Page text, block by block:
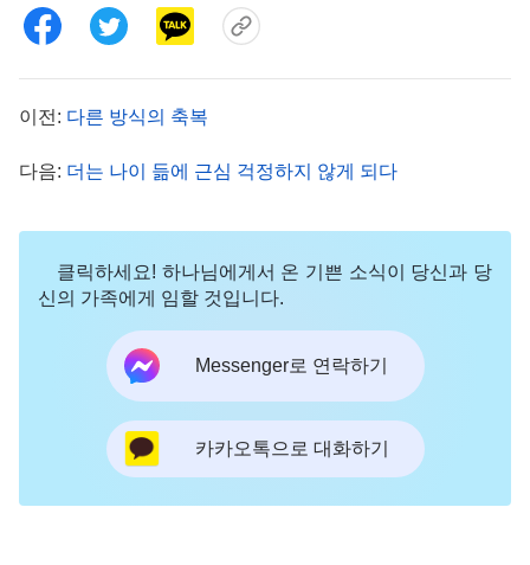
고 말이야. 그런데 왜 병이 또 재발했지?’ 전에 같은
병을 앓다가 세상을 떠난 몇몇 지인들이 떠오르면서
니다. 생각할수록 마음이 가라앉았습니다. 묵상 시간
에 하나님 말씀도 눈에 들어오지 않고, 기도도 하고
음 창고에 빠진 것처럼 차갑게 식었습니다. 그저 많
이 쉬고 몸을 많이 돌보고 싶었고, 육적으로 덜 고생
앓다가 죽었다는 소식을 듣고 저는 더욱 겁이 났습니
다. ‘나도 언제 그 사람처럼 갈지 몰라. 만약 지금 죽
는다면 몇 년간 본분을 이행하며 고생하고 대가를 치
른 일이 모두 헛수고가 되는 거잖아? 구원받을 수 없
는 것은 물론이고 힘쓰며 살아남을 기회도 사라지겠
이전: 다른 방식의 축복
다음: 더는 나이 듦에 근심 걱정하지 않게 되다
클릭하세요! 하나님에게서 온 기쁜 소식이 당신과 당
신의 가족에게 임할 것입니다.
Messenger로 연락하기
카카오톡으로 대화하기